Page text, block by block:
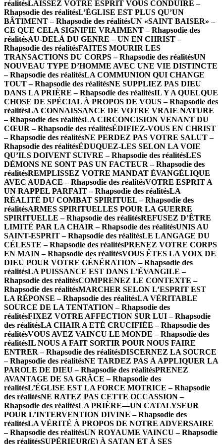
réalitésLAISSEZ VOTRE ESPRIT VOUS CONDUIRE –
Rhapsodie des réalitésL’ÉGLISE EST PLUS QU’UN
BÂTIMENT – Rhapsodie des réalitésUN «SAINT BAISER» –
CE QUE CELA SIGNIFIE VRAIMENT – Rhapsodie des
réalitésAU-DELÀ DU GENRE – UN EN CHRIST –
Rhapsodie des réalitésFAITES MOURIR LES
TRANSACTIONS DU CORPS – Rhapsodie des réalitésUN
NOUVEAU TYPE D’HOMME AVEC UNE VIE DISTINCTE
– Rhapsodie des réalitésLA COMMUNION QUI CHANGE
TOUT – Rhapsodie des réalitésNE SUPPLIEZ PAS DIEU
DANS LA PRIÈRE – Rhapsodie des réalitésIL Y A QUELQUE
CHOSE DE SPÉCIAL À PROPOS DE VOUS – Rhapsodie des
réalitésLA CONNAISSANCE DE VOTRE VRAIE NATURE
– Rhapsodie des réalitésLA CIRCONCISION VENANT DU
CŒUR – Rhapsodie des réalitésÉDIFIEZ-VOUS EN CHRIST
– Rhapsodie des réalitésNE PERDEZ PAS VOTRE SALUT –
Rhapsodie des réalitésÉDUQUEZ-LES SELON LA VOIE
QU’ILS DOIVENT SUIVRE – Rhapsodie des réalitésLES
DÉMONS NE SONT PAS UN FACTEUR – Rhapsodie des
réalitésREMPLISSEZ VOTRE MANDAT ÉVANGÉLIQUE
AVEC AUDACE – Rhapsodie des réalitésVOTRE ESPRIT A
UN RAPPEL PARFAIT – Rhapsodie des réalitésLA
RÉALITÉ DU COMBAT SPIRITUEL – Rhapsodie des
réalitésARMES SPIRITUELLES POUR LA GUERRE
SPIRITUELLE – Rhapsodie des réalitésREFUSEZ D’ÊTRE
LIMITÉ PAR LA CHAIR – Rhapsodie des réalitésUNIS AU
SAINT-ESPRIT – Rhapsodie des réalitésLE LANGAGE DU
CÉLESTE – Rhapsodie des réalitésPRENEZ VOTRE CORPS
EN MAIN – Rhapsodie des réalitésVOUS ÊTES LA VOIX DE
DIEU POUR VOTRE GÉNÉRATION – Rhapsodie des
réalitésLA PUISSANCE EST DANS L’ÉVANGILE –
Rhapsodie des réalitésCOMPRENEZ LE CONTEXTE –
Rhapsodie des réalitésMARCHER SELON L’ESPRIT EST
LA RÉPONSE – Rhapsodie des réalitésLA VÉRITABLE
SOURCE DE LA TENTATION – Rhapsodie des
réalitésFIXEZ VOTRE AFFECTION SUR LUI – Rhapsodie
des réalitésLA CHAIR A ETÉ CRUCIFIÉE – Rhapsodie des
réalitésVOUS AVEZ VAINCU LE MONDE – Rhapsodie des
réalitésIL NOUS A FAIT SORTIR POUR NOUS FAIRE
ENTRER – Rhapsodie des réalitésDISCERNEZ LA SOURCE
– Rhapsodie des réalitésNE TARDEZ PAS À APPLIQUER LA
PAROLE DE DIEU – Rhapsodie des réalitésPRENEZ
AVANTAGE DE SA GRÂCE – Rhapsodie des
réalitésL’ÉGLISE EST LA FORCE MOTRICE – Rhapsodie
des réalitésNE RATEZ PAS CETTE OCCASSION –
Rhapsodie des réalitésLA PRIÈRE—UN CATALYSEUR
POUR L’INTERVENTION DIVINE – Rhapsodie des
réalitésLA VÉRITÉ À PROPOS DE NOTRE ADVERSAIRE
– Rhapsodie des réalitésUN ROYAUME VAINCU – Rhapsodie
des réalitésSUPÉRIEUR(E) À SATAN ET À SES